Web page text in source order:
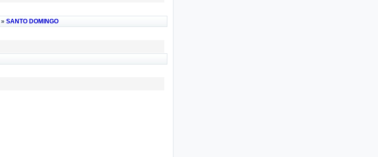
»SANTO DOMINGO